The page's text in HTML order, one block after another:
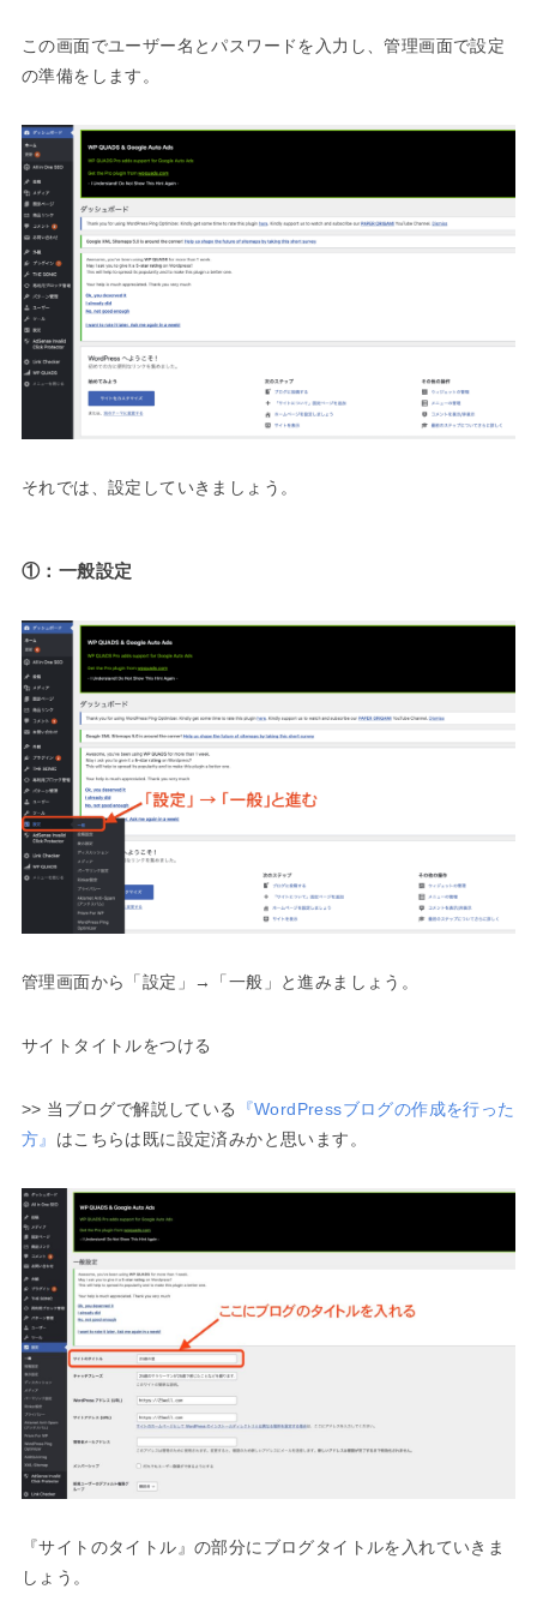
この画面でユーザー名とパスワードを入力し、管理画面で設定
の準備をします。
それでは、設定していきましょう。
①：一般設定
管理画面から「設定」→「一般」と進みましょう。
サイトタイトルをつける
>> 当ブログで解説している
『WordPressブログの作成を行った
方』 はこちらは既に設定済みかと思います。
『サイトのタイトル』の部分にブログタイトルを入れていきま
しょう。